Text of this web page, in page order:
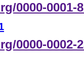
0000-0001-
0000-0002-